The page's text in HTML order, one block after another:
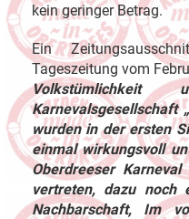
kein geringer Betrag.
Ein
Tageszeitung vom
Karnevalsgesellschaft
wurden in der ersten
einmal wirkungsvoll
Oberdreeser
vertreten, dazu noch
Nachbarschaft, Im